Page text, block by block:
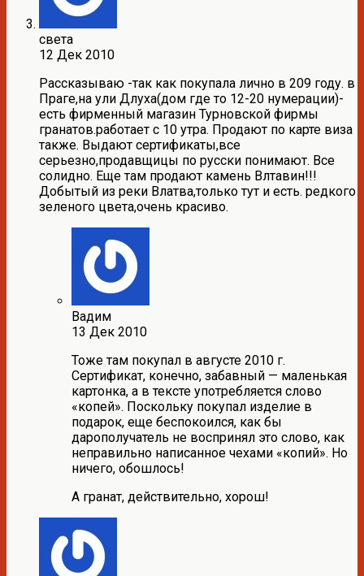
света
12 Дек 2010
Рассказываю -так как покупала лично в 209 году. в
Праге,на ули Длуха(дом где то 12-20 нумерации)-
есть фирменный магазин Турновской фирмы
гранатов.работает с 10 утра. Продают по карте виза
также. Выдают сертификаты,все
серьезно,продавщицы по русски понимают. Все
солидно. Еще там продают камень Влтавин!!!
Добытый из реки Влатва,только тут и есть. редкого
зеленого цвета,очень красиво.
Вадим
13 Дек 2010
Тоже там покупал в августе 2010 г.
Сертификат, конечно, забавный — маленькая
картонка, а в тексте употребляется слово
«копей». Поскольку покупал изделие в
подарок, еще беспокоился, как бы
дарополучатель не воспринял это слово, как
неправильно написанное чехами «копий». Но
ничего, обошлось!
А гранат, действительно, хорош!